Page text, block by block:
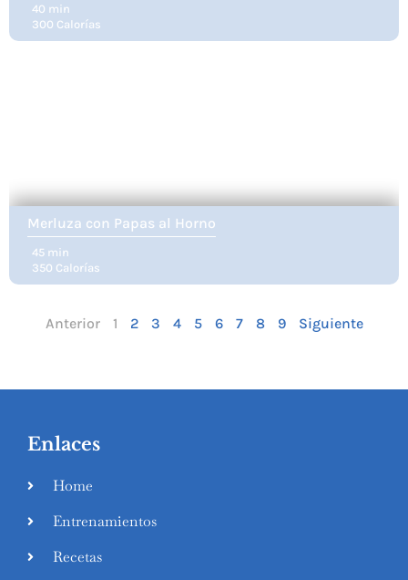
40 min
300 Calorías
Merluza con Papas al Horno
45 min
350 Calorías
Anterior 1 2 3 4 5 6 7 8 9 Siguiente
Enlaces
Home
Entrenamientos
Recetas